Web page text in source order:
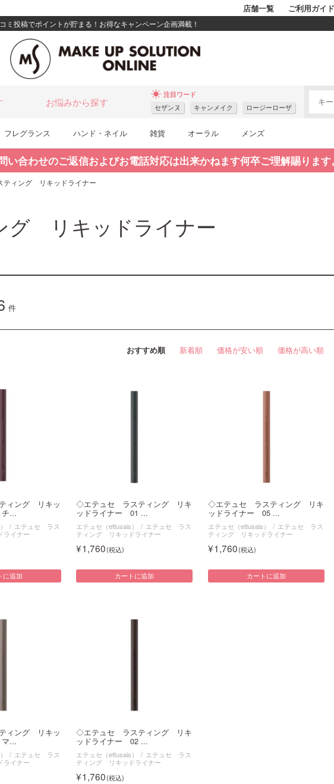
店舗一覧 ご利用ガイド
投稿でポイントが貯まる！お得なキャンペーン企画満載！
お悩みから探す
wb_sunny 注目ワード
セザンヌ キャンメイク ロージーローザ
フレグランス ハンド・ネイル 雑貨 オーラル メンズ
い合わせのご返信およびお電話対応は出来かねます何卒ご理解賜ります
ィング リキッドライナー
リキッドライナー
件
おすすめ順 新着順 価格が安い順 価格が高い順
ィング リキッ
...
エテュセ ラス
イナー
に追加
◇エテュセ ラスティング リキ
ッドライナー 01 ...
エテュセ（ettusais）
エテュセ ラス
ティング リキッドライナー
1,760
カートに追加
◇エテュセ ラスティング リキ
ッドライナー 05 ...
エテュセ（ettusais）
エテュセ ラス
ティング リキッドライナー
1,760
カートに追加
ィング リキッ
...
エテュセ ラス
イナー
◇エテュセ ラスティング リキ
ッドライナー 02 ...
エテュセ（ettusais）
エテュセ ラス
ティング リキッドライナー
1,760